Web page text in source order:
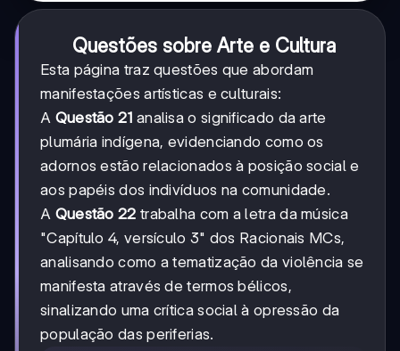
Questões sobre Arte e Cultura
Esta página traz questões que abordam
manifestações artísticas e culturais:
A Questão 21 analisa o significado da arte
plumária indígena, evidenciando como os
adornos estão relacionados à posição social e
aos papéis dos indivíduos na comunidade.
A Questão 22 trabalha com a letra da música
"Capítulo 4, versículo 3" dos Racionais MCs,
analisando como a tematização da violência se
manifesta através de termos bélicos,
sinalizando uma crítica social à opressão da
população das periferias.